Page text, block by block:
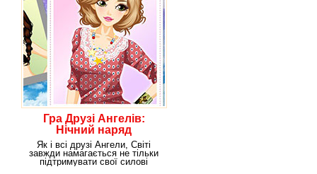
Гра Друзі Ангелів:
Нічний наряд
Як і всі друзі Ангели, Світі
завжди намагається не тільки
підтримувати свої силові